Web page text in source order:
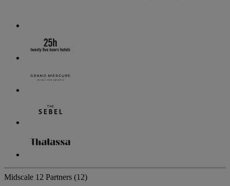
Midscale 12 Partners (12)